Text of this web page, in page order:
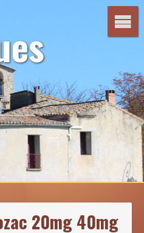
20mg 40mg